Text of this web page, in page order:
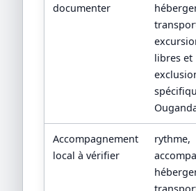
documenter
libres et
Accompagnement
local à vérifier
rythme,